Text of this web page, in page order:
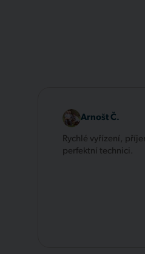
Arnošt Č.
Rychlé vyřízení,
perfektní technici.